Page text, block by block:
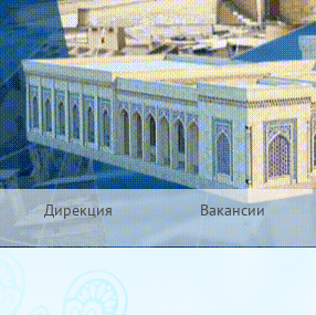
Дирекция Вакансии